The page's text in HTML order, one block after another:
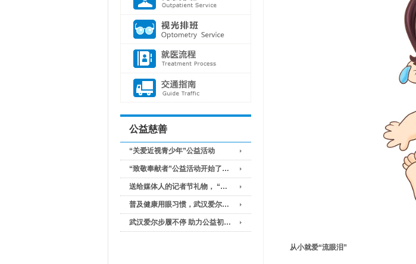
公益慈善
“关爱近视青少年”公益活动
“致敬奉献者”公益活动开始了…
送给媒体人的记者节礼物， “…
普及健康用眼习惯，武汉爱尔…
武汉爱尔步履不停 助力公益初…
从小就爱“流眼泪”